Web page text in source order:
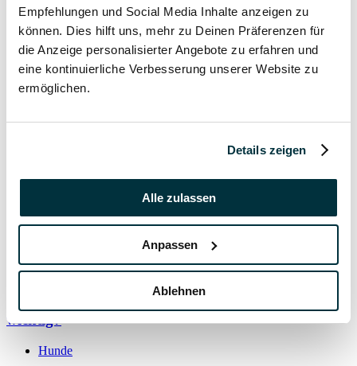
Empfehlungen und Social Media Inhalte anzeigen zu
können. Dies hilft uns, mehr zu Deinen Präferenzen für
die Anzeige personalisierter Angebote zu erfahren und
eine kontinuierliche Verbesserung unserer Website zu
ermöglichen.
Details zeigen
Alle zulassen
Anpassen
Ablehnen
Hunde
17 August 2022
Was dürfen Katzen nicht essen?
Katzen
Vitamin B für den Hund: Für was ist es wichtig?
Hunde
13 August 2022
wichtig?
Hunde